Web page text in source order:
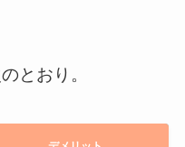
とおり。